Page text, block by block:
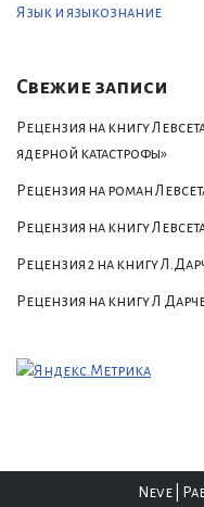
Язык и языкознание
Свежие записи
Рецензия на книгу
ядерной катастрофы»
Рецензия на роман
Рецензия на книгу
Рецензия 2 на книгу
Рецензия на книгу Л
Neve |